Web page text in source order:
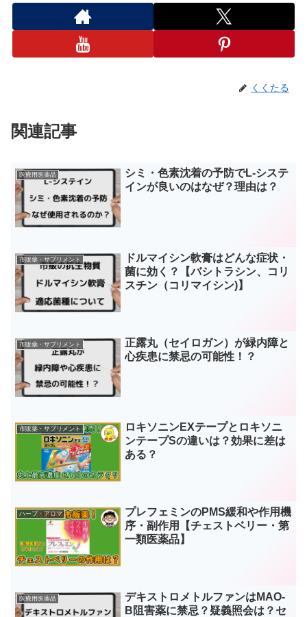
くくたる
関連記事
医療用医薬品
シミ・色素沈着の予防でL-システ
インが良いのはなぜ？理由は？
市販薬・サプリメント
ドルマイシン軟膏はどんな症状・
菌に効く？【バシトラシン、コリ
スチン（コリマイシン)】
市販薬・サプリメント
正露丸（セイロガン）が緑内障と
心疾患に禁忌の可能性！？
市販薬・サプリメント
ロキソニンEXテープとロキソニ
ンテープSの違いは？効果に差は
ある？
ハーブ・アロマ
プレフェミンのPMS緩和や作用機
序・副作用【チェストベリー・第
一類医薬品】
医療用医薬品
デキストロメトルファンはMAO-
B阻害薬に禁忌？疑義照会は？セ